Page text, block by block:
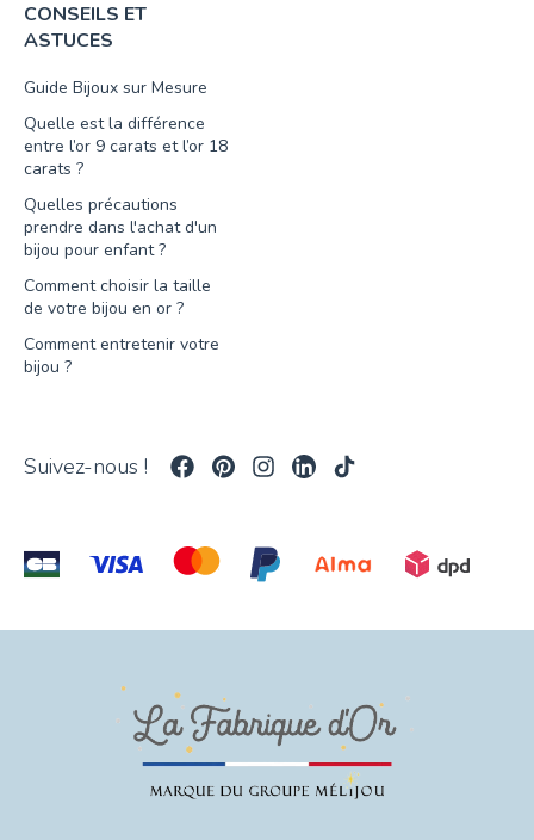
CONSEILS ET
ASTUCES
Guide Bijoux sur Mesure
Quelle est la différence
entre l’or 9 carats et l’or 18
carats ?
Quelles précautions
prendre dans l'achat d'un
bijou pour enfant ?
Comment choisir la taille
de votre bijou en or ?
Comment entretenir votre
bijou ?
Suivez-nous !